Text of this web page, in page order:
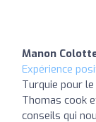
Manon
Expérience
Turquie pour
Thomas cook
conseils qui